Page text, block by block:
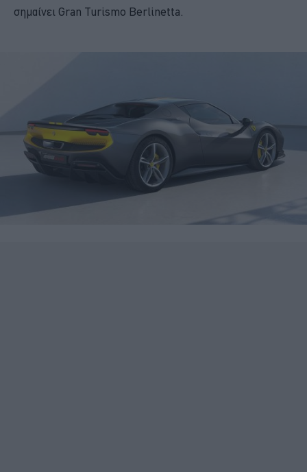
σημαίνει Gran Turismo Berlinetta.